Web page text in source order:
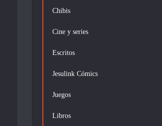
Chibis
Cine y series
Escritos
Jesulink Cómics
Juegos
Libros